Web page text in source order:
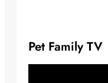
Pet Family TV